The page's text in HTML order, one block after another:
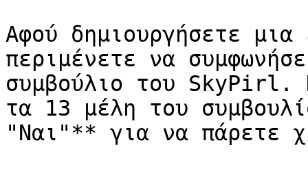
Αφού δημιουργήσετε
περιμένετε να
συμβούλιο του SkyPirl.
τα 13 μέλη του
"Ναι"** για να πάρετε